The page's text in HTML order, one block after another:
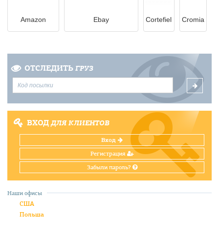
Amazon Ebay Cortefiel Cromia
ОТСЛЕДИТЬ ГРУЗ
ВХОДДЛЯ КЛИЕНТОВ
Вход
Регистрация
Забыли пароль?
Наши офисы
США
Польша